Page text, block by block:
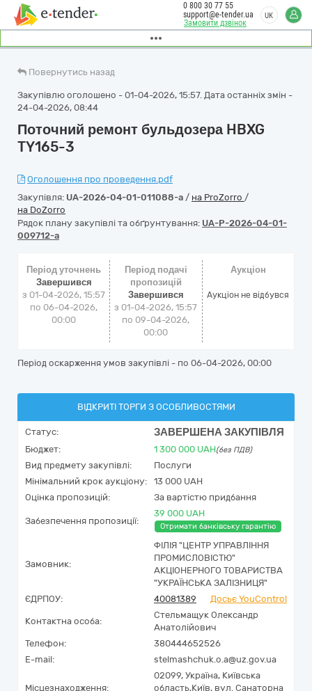
Замовити дзвінок
0 800 30 77 55
support@e-tender.ua
UK
Повернутись назад
Закупівлю оголошено - 01-04-2026, 15:57. Дата останніх змін -
24-04-2026, 08:44
Поточний ремонт бульдозера HBXG
TY165-3
Оголошення про проведення.pdf
Закупівля: UA-2026-04-01-011088-a / на ProZorro /
на DoZorro
Рядок плану закупівлі та обґрунтування: UA-P-2026-04-01-
009712-a
Період уточнень
Завершився
з 01-04-2026, 15:57
по 06-04-2026,
00:00
Період подачі
пропозицій
Завершився
з 01-04-2026, 15:57
по 09-04-2026,
00:00
Аукціон
Аукціон не відбувся
Період оскарження умов закупівлі - по 06-04-2026, 00:00
ВІДКРИТІ ТОРГИ З ОСОБЛИВОСТЯМИ
Статус: ЗАВЕРШЕНА ЗАКУПІВЛЯ
Бюджет: 1 300 000 UAH(без ПДВ)
Вид предмету закупівлі:
Послуги
Мінімальний крок аукціону:
13 000 UAH
Оцінка пропозицій:
За вартістю придбання
Забезпечення пропозиції:
39 000 UAH
Отримати банківську гарантію
Замовник:
ФІЛІЯ "ЦЕНТР УПРАВЛІННЯ
ПРОМИСЛОВІСТЮ"
АКЦІОНЕРНОГО ТОВАРИСТВА
"УКРАЇНСЬКА ЗАЛІЗНИЦЯ"
ЄДРПОУ:
40081389 Досьє YouControl
Контактна особа:
Стельмащук Олександр
Анатолійович
Телефон:
380444652526
E-mail:
stelmashchuk.o.a@uz.gov.ua
Місцезнаходження:
02099, Україна, Київська
область,Київ, вул. Санаторна